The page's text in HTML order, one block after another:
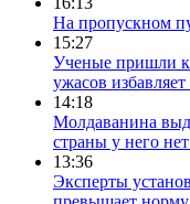
На пропускном
15:27
Ученые пришли к
ужасов
14:18
Молдаванина
страны у него
13:36
Эксперты